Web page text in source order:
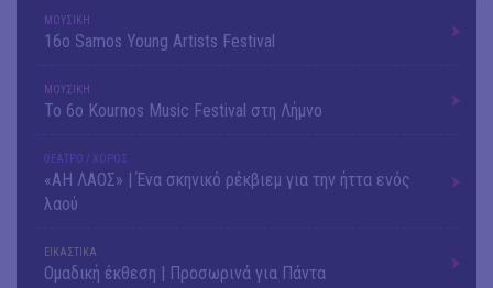
ΜΟΥΣΙΚΗ
16o Samos Young Artists Festival
ΜΟΥΣΙΚΗ
Το 6ο Kournos Music Festival στη Λήμνο
ΘΕΑΤΡΟ / ΧΟΡΟΣ
«ΑΗ ΛΑΟΣ» | Ένα σκηνικό ρέκβιεμ για την ήττα ενός
λαού
ΕΙΚΑΣΤΙΚΑ
Ομαδική έκθεση | Προσωρινά για Πάντα